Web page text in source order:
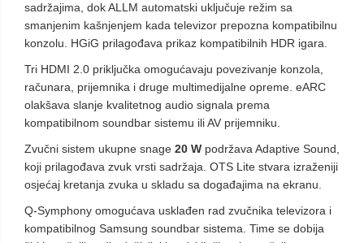
sadržajima, dok ALLM automatski uključuje režim sa
smanjenim kašnjenjem kada televizor prepozna kompatibilnu
konzolu. HGiG prilagođava prikaz kompatibilnih HDR igara.
Tri HDMI 2.0 priključka omogućavaju povezivanje konzola,
računara, prijemnika i druge multimedijalne opreme. eARC
olakšava slanje kvalitetnog audio signala prema
kompatibilnom soundbar sistemu ili AV prijemniku.
Zvučni sistem ukupne snage 20 W podržava Adaptive Sound,
koji prilagođava zvuk vrsti sadržaja. OTS Lite stvara izraženiji
osjećaj kretanja zvuka u skladu sa događajima na ekranu.
Q-Symphony omogućava usklađen rad zvučnika televizora i
kompatibilnog Samsung soundbar sistema. Time se dobija